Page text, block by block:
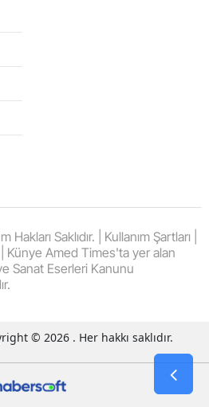
Saklıdır. | Kullanım Şartları |
Künye Amed Times'ta yer alan
Sanat Eserleri Kanunu
© 2026 . Her hakkı saklıdır.